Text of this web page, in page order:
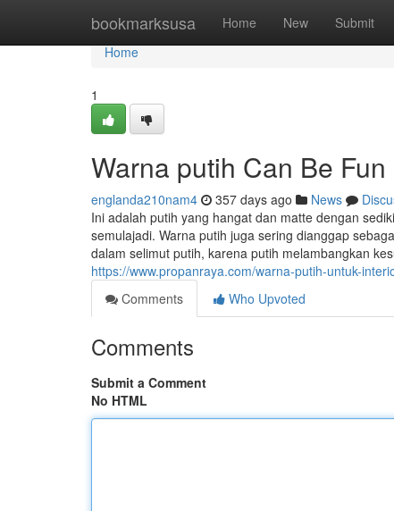
bookmarksusa Home New Submit
Home
Home
1
Warna putih Can Be
englanda210nam4 357 days ago News
Ini adalah putih yang hangat dan matte dengan
semulajadi. Warna putih juga sering dianggap
dalam selimut putih, karena putih melambangkan
https://www.propanraya.com/warna-putih-untuk-
Comments
Who Upvoted
Comments
Submit a Comment
No HTML